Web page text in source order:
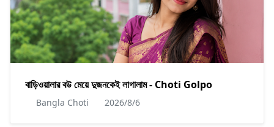
বাড়িওয়ালার বউ মেয়ে দুজনকেই লাগালাম - Choti Golpo
Bangla Choti 2026/8/6